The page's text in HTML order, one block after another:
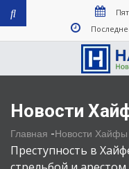
Новости
Главная -Новости Хайфы
Преступность в